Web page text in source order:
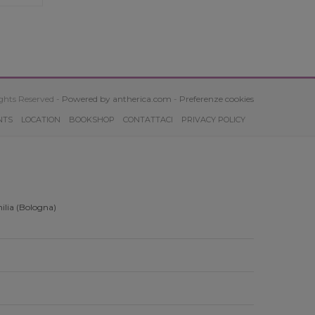
Reserved - Powered by antherica.com - Preferenze cookies
LOCATION BOOKSHOP CONTATTACI PRIVACY POLICY
(Bologna)